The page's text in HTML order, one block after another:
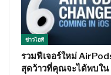
ข่าวไอที
รวมฟีเจอร์ใหม่
สุดว้าวที่คุณจะได้พบใน